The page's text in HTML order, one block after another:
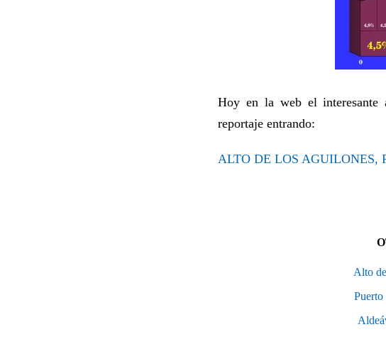
Hoy en la web el interesante
reportaje entrando:
ALTO DE LOS AGUILONES,
Alto